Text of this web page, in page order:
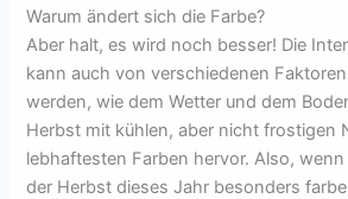
Warum ändert sich die Farbe?
Aber halt, es wird noch besser! Die
kann auch von verschiedenen
werden, wie dem Wetter und dem
Herbst mit kühlen, aber nicht frostigen
lebhaftesten Farben hervor. Also,
der Herbst dieses Jahr besonders